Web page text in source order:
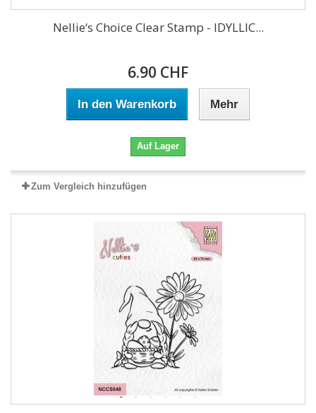
Nellie‘s Choice Clear Stamp - IDYLLIC...
6.90 CHF
In den Warenkorb Mehr
Auf Lager
Zum Vergleich hinzufügen